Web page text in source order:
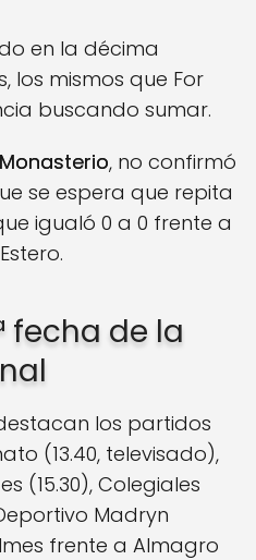
en la décima
los mismos que For
buscando sumar.
, no confirmó
se espera que repita
igualó 0 a 0 frente a
fecha de la
los partidos
(13.40, televisado),
(15.30), Colegiales
Madryn
frente a Almagro